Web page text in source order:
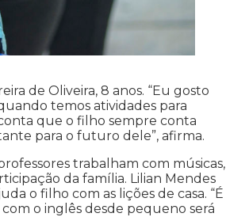
de Oliveira, 8 anos. “Eu gosto
temos atividades para
que o filho sempre conta
para o futuro dele”, afirma.
trabalham com músicas,
da família. Lilian Mendes
o filho com as lições de casa. “É
o inglês desde pequeno será